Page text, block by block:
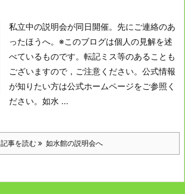
私立中の説明会が同日開催。先にご連絡のあ
ったほうへ。 ※このブログは個人の見解を述
べているものです。転記ミス等のあることも
ございますので，ご注意ください。公式情報
が知りたい方は公式ホームページをご参照く
ださい。 如水 ...
記事を読む 如水館の説明会へ